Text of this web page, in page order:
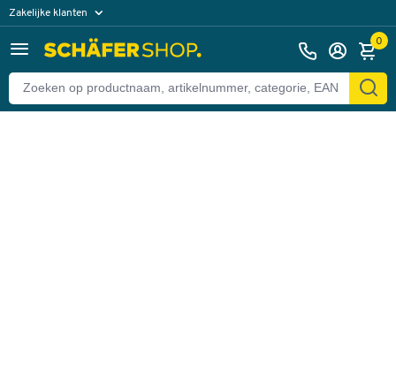
Zakelijke klanten
Particuliere klanten 0
Terug